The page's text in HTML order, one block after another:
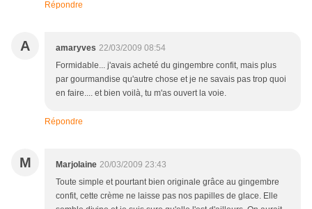
Répondre
A amaryves 22/03/2009 08:54
Formidable... j'avais acheté du gingembre confit, mais plus
par gourmandise qu'autre chose et je ne savais pas trop quoi
en faire.... et bien voilà, tu m'as ouvert la voie.
Répondre
M Marjolaine 20/03/2009 23:43
Toute simple et pourtant bien originale grâce au gingembre
confit, cette crème ne laisse pas nos papilles de glace. Elle